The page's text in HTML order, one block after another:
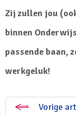
Zij zullen jou
binnen
passende baan,
werkgeluk!
Vorige